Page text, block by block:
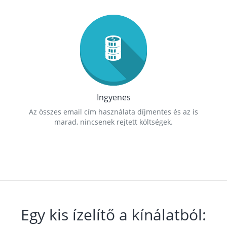
Ingyenes
Az összes email cím használata díjmentes és az is
marad, nincsenek rejtett költségek.
Egy kis ízelítő a kínálatból: